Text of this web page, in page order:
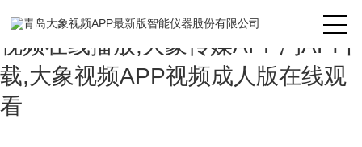
大象视频APP最新版,大象视频APP
视频在线播放,大象传媒APP汅API下
载,大象视频APP视频成人版在线观
看